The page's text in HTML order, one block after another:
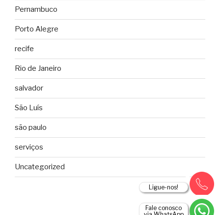
Fale conosco
Ligue-nos!
Pernambuco
Porto Alegre
recife
Rio de Janeiro
salvador
São Luís
são paulo
serviços
Uncategorized